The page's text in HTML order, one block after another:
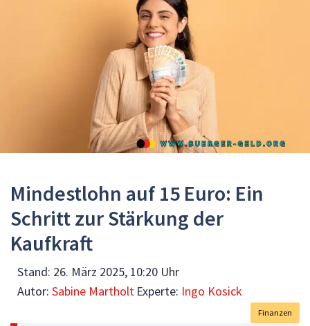
Mindestlohn auf 15 Euro: Ein
Schritt zur Stärkung der
Kaufkraft
Stand: 26. März 2025, 10:20 Uhr
Autor: Sabine Martholt Experte: Ingo Kosick
Finanzen